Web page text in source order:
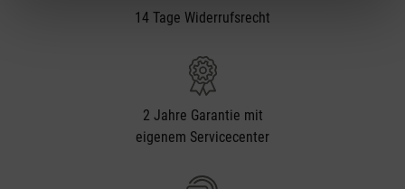
14 Tage Widerrufsrecht
2 Jahre Garantie mit
eigenem Servicecenter